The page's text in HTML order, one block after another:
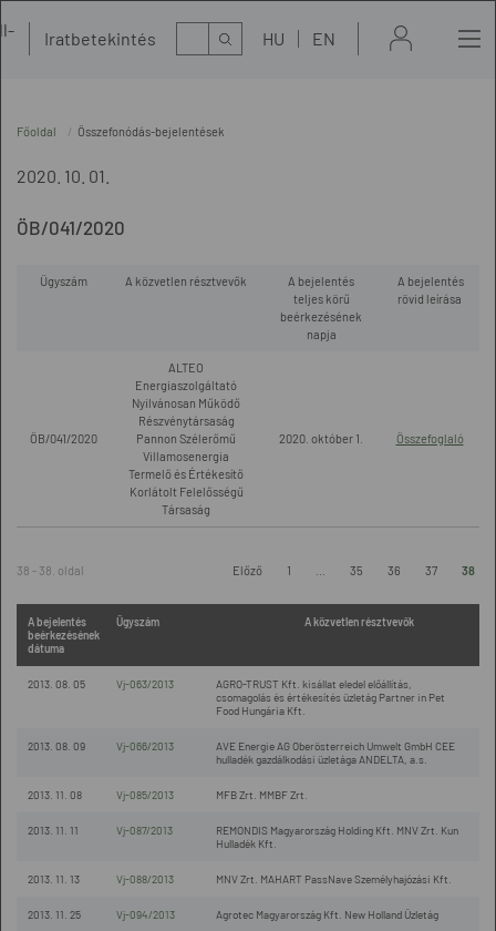
Iratbetekintés Kereső HU EN
Főoldal Összefonódás-bejelentések
2020. 10. 01.
ÖB/041/2020
Ügyszám A közvetlen résztvevők
A bejelentés
teljes körű
beérkezésének
napja
A bejelentés
rövid leírása
ÖB/041/2020
ALTEO
Energiaszolgáltató
Nyilvánosan Működő
Részvénytársaság
Pannon Szélerőmű
Villamosenergia
Termelő és Értékesítő
Korlátolt Felelősségű
Társaság
2020. október 1. Összefoglaló
38 - 38. oldal Előző 1 35 36 37 38
A bejelentés
beérkezésének
dátuma
Ügyszám A közvetlen résztvevők
2013. 08. 05 Vj-063/2013
AGRO-TRUST Kft. kisállat eledel előállítás,
csomagolás és értékesítés üzletág Partner in Pet
Food Hungária Kft.
2013. 08. 09 Vj-066/2013
AVE Energie AG Oberösterreich Umwelt GmbH CEE
hulladék gazdálkodási üzletága ANDELTA, a.s.
2013. 11. 08 Vj-085/2013 MFB Zrt. MMBF Zrt.
2013. 11. 11 Vj-087/2013
REMONDIS Magyarország Holding Kft. MNV Zrt. Kun
Hulladék Kft.
2013. 11. 13 Vj-088/2013 MNV Zrt. MAHART PassNave Személyhajózási Kft.
2013. 11. 25 Vj-094/2013 Agrotec Magyarország Kft. New Holland Üzletág